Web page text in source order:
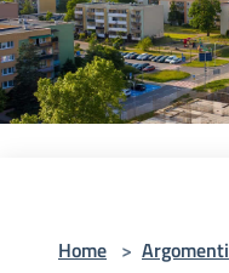
Home > Argomenti